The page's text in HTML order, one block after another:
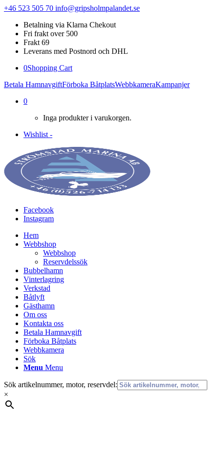
+46 523 505 70 info@gripsholmpalandet.se
Betalning via Klarna Chekout
Fri frakt over 500
Frakt 69
Leverans med Postnord och DHL
0Shopping Cart
Betala HamnavgiftFörboka BåtplatsWebbkameraKampanjer
0
Inga produkter i varukorgen.
Wishlist -
Facebook
Instagram
Hem
Webbshop
Webbshop
Reservdelssök
Bubbelhamn
Vinterlagring
Verkstad
Båtlyft
Gästhamn
Om oss
Kontakta oss
Betala Hamnavgift
Förboka Båtplats
Webbkamera
Sök
Menu Menu
Sök artikelnummer, motor, reservdel:
×